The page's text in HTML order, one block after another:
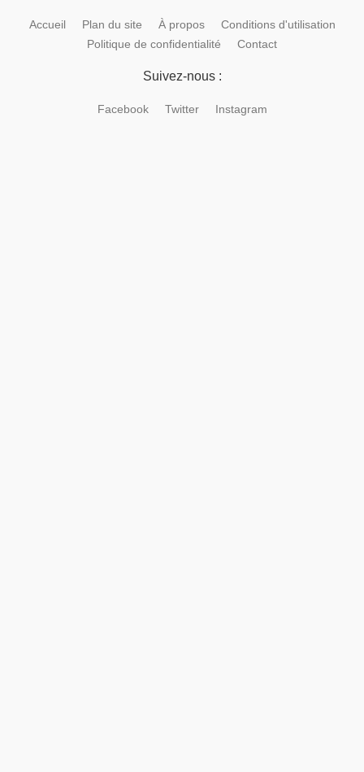
Accueil Plan du site À propos
Conditions d'utilisation
Politique de confidentialité
Contact
Suivez-nous :
Facebook Twitter Instagram